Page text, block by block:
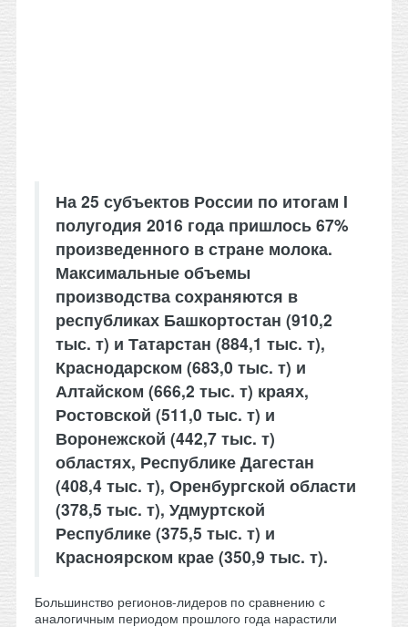
На 25 субъектов России по итогам I
полугодия 2016 года пришлось 67%
произведенного в стране молока.
Максимальные объемы
производства сохраняются в
республиках Башкортостан (910,2
тыс. т) и Татарстан (884,1 тыс. т),
Краснодарском (683,0 тыс. т) и
Алтайском (666,2 тыс. т) краях,
Ростовской (511,0 тыс. т) и
Воронежской (442,7 тыс. т)
областях, Республике Дагестан
(408,4 тыс. т), Оренбургской области
(378,5 тыс. т), Удмуртской
Республике (375,5 тыс. т) и
Красноярском крае (350,9 тыс. т).
Большинство регионов-лидеров по сравнению с
аналогичным периодом прошлого года нарастили